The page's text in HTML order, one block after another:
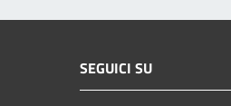
SEGUICI SU